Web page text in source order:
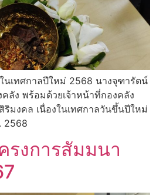
นเทศกาลปีใหม่ 2568 นางจุฑารัตน์
ลัง พร้อมด้วยเจ้าหน้าที่กองคลัง
มงคล เนื่องในเทศกาลวันขึ้นปีใหม่
2568
รงการสัมมนา